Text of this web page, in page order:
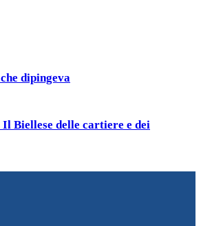
dipingeva
Biellese delle cartiere e dei